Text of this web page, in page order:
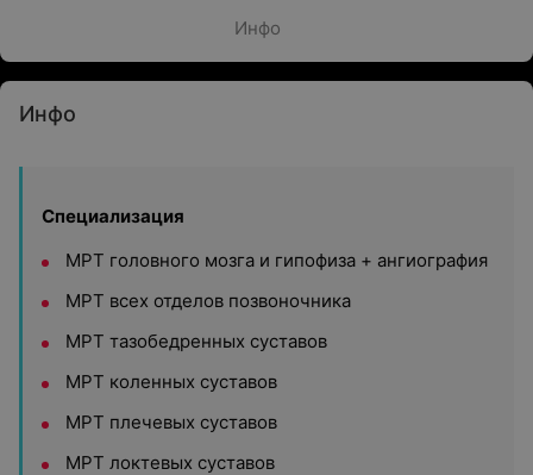
Инфо
Инфо
Специализация
МРТ головного мозга и гипофиза + ангиография
МРТ всех отделов позвоночника
МРТ тазобедренных суставов
МРТ коленных суставов
МРТ плечевых суставов
МРТ локтевых суставов